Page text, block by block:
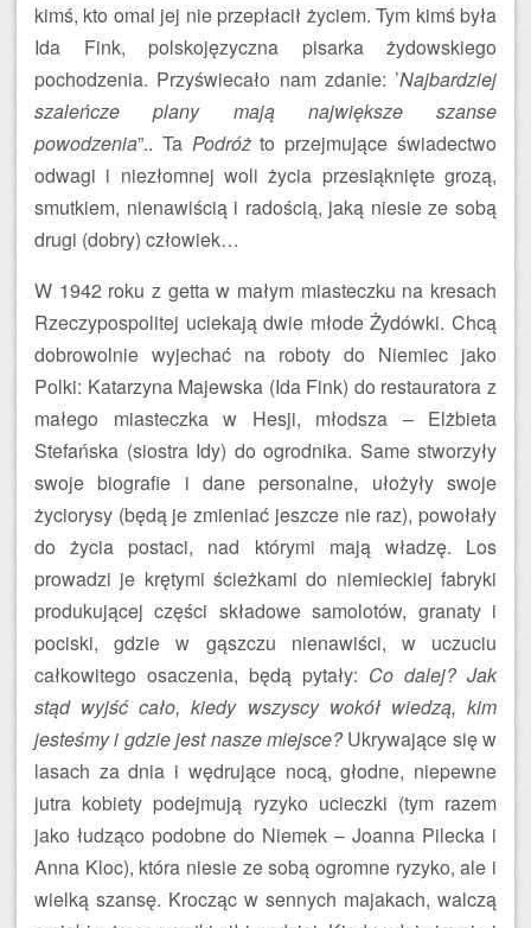
kimś, kto omal jej nie przepłacił życiem. Tym kimś była
Ida Fink, polskojęzyczna pisarka żydowskiego
pochodzenia. Przyświecało nam zdanie: ’Najbardziej
szaleńcze plany mają największe szanse
powodzenia”.. Ta Podróżto przejmujące świadectwo
odwagi i niezłomnej woli życia przesiąknięte grozą,
smutkiem, nienawiścią i radością, jaką niesie ze sobą
drugi (dobry) człowiek…
W 1942 roku z getta w małym miasteczku na kresach
Rzeczypospolitej uciekają dwie młode Żydówki. Chcą
dobrowolnie wyjechać na roboty do Niemiec jako
Polki: Katarzyna Majewska (Ida Fink) do restauratora z
małego miasteczka w Hesji, młodsza – Elżbieta
Stefańska (siostra Idy) do ogrodnika. Same stworzyły
swoje biografie i dane personalne, ułożyły swoje
życiorysy (będą je zmieniać jeszcze nie raz), powołały
do życia postaci, nad którymi mają władzę. Los
prowadzi je krętymi ścieżkami do niemieckiej fabryki
produkującej części składowe samolotów, granaty i
pociski, gdzie w gąszczu nienawiści, w uczuciu
całkowitego osaczenia, będą pytały: Co dalej? Jak
stąd wyjść cało, kiedy wszyscy wokół wiedzą, kim
jesteśmy i gdzie jest nasze miejsce?Ukrywające się w
lasach za dnia i wędrujące nocą, głodne, niepewne
jutra kobiety podejmują ryzyko ucieczki (tym razem
jako łudząco podobne do Niemek – Joanna Pilecka i
Anna Kloc), która niesie ze sobą ogromne ryzyko, ale i
wielką szansę. Krocząc w sennych majakach, walczą